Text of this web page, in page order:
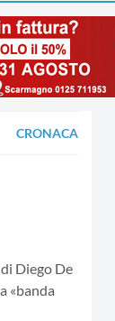
CRONACA
Diego De
«banda